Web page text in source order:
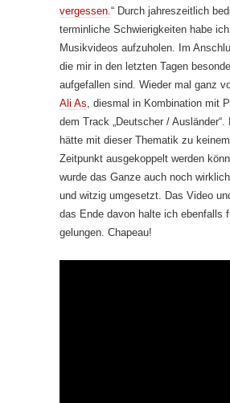
vergessen. “ Durch jahreszeitlich
terminliche Schwierigkeiten habe
Musikvideos aufzuholen. Im
die mir in den letzten Tagen
aufgefallen sind. Wieder mal ganz
Ali As , diesmal in Kombination mit
dem Track „Deutscher / Ausländer“.
hätte mit dieser Thematik zu
Zeitpunkt ausgekoppelt werden
wurde das Ganze auch noch
und witzig umgesetzt. Das Video
das Ende davon halte ich ebenfalls
gelungen. Chapeau!